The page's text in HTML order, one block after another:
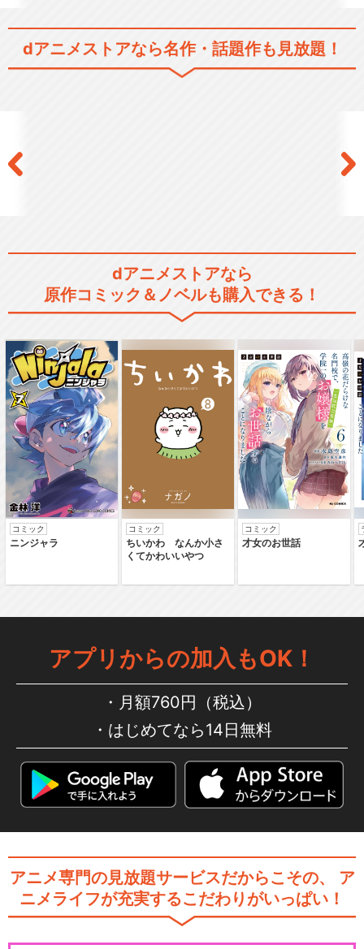
dアニメストアなら名作・話題作も見放題！
dアニメストアなら
原作コミック＆ノベルも購入できる！
コミック
ニンジャラ
コミック
ちいかわ なんか小さ
くてかわいいやつ
コミック
才女のお世話
アプリからの加入もOK！
月額760円（税込）
はじめてなら14日無料
アニメ専門の見放題サービスだからこその、
ア
ニメライフが充実するこだわりがいっぱい！